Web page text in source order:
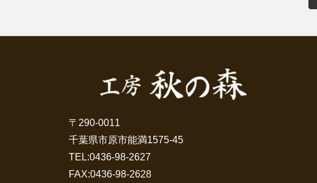
〒290-0011
千葉県市原市能満1575-45
TEL:0436-98-2627
FAX:0436-98-2628